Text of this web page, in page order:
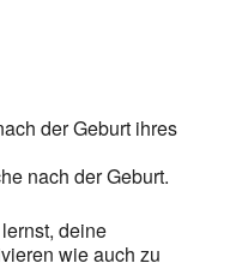
der Geburt ihres
nach der Geburt.
deine
wie auch zu